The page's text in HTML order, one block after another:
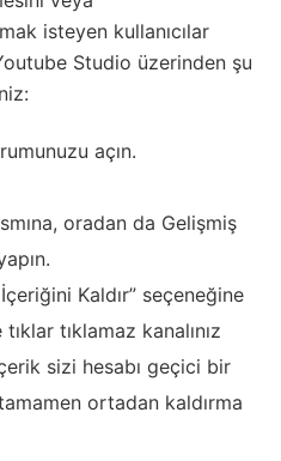
isteyen kullanıcılar
Studio üzerinden şu
açın.
oradan da Gelişmiş
Kaldır” seçeneğine
tıklamaz kanalınız
sizi hesabı geçici bir
ortadan kaldırma